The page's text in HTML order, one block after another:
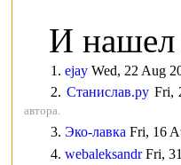
И
1. ejay Wed, 22 Aug
2. Станислав.руFri,
автора.
3. Эко-лавка Fri, 16
4. webaleksandrFri,